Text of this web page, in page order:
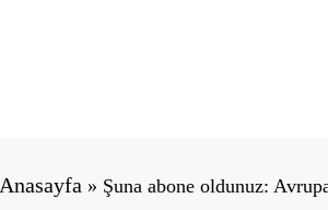
Anasayfa » Şuna abone oldunuz: